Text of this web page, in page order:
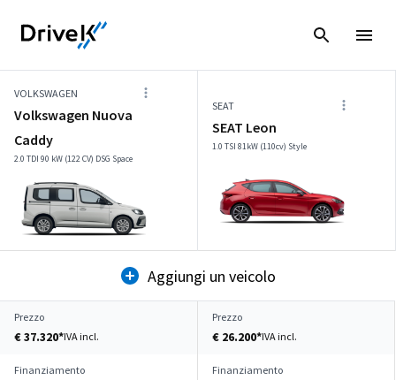
VOLKSWAGEN
Volkswagen Nuova
Caddy
2.0 TDI 90 kW (122 CV) DSG Space
SEAT
SEAT Leon
1.0 TSI 81kW (110cv) Style
Aggiungi un veicolo
Prezzo
€ 37.320*IVA incl.
Prezzo
€ 26.200*IVA incl.
Finanziamento
Finanziamento